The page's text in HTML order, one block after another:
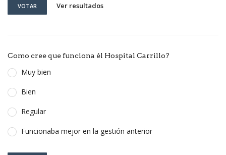
VOTAR Ver resultados
Como cree que funciona él Hospital Carrillo?
Muy bien
Bien
Regular
Funcionaba mejor en la gestión anterior